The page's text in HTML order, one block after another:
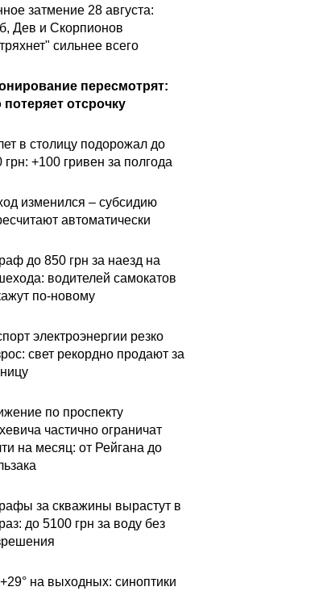
затмение 28 августа:
Дев и Скорпионов
сильнее всего
пересмотрят:
потеряет отсрочку
в столицу подорожал до
грн: +100 гривен за полгода
изменился – субсидию
автоматически
до 850 грн за наезд на
водителей самокатов
по-новому
электроэнергии резко
свет рекордно продают за
по проспекту
частично ограничат
на месяц: от Рейгана до
за скважины вырастут в
до 5100 грн за воду без
на выходных: синоптики